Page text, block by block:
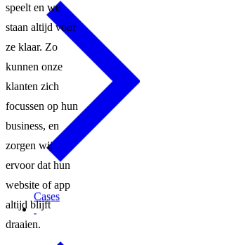
Cases
speelt en we
staan altijd voor
ze klaar. Zo
kunnen onze
klanten zich
focussen op hun
business, en
zorgen wij
ervoor dat hun
website of app
altijd blijft
draaien.